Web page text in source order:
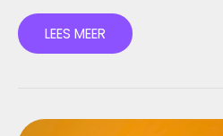
LEES MEER
NOOIT